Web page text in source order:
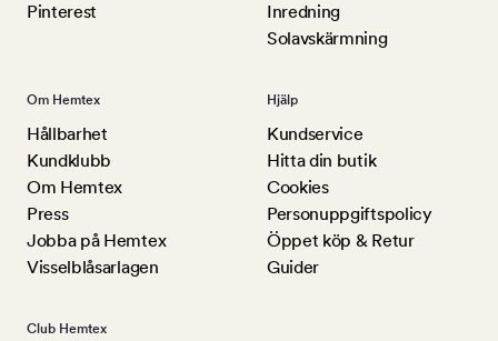
Pinterest
Inredning
Solavskärmning
Om Hemtex
Hållbarhet
Kundklubb
Om Hemtex
Press
Jobba på Hemtex
Visselblåsarlagen
Hjälp
Kundservice
Hitta din butik
Cookies
Personuppgiftspolicy
Öppet köp & Retur
Guider
Club Hemtex